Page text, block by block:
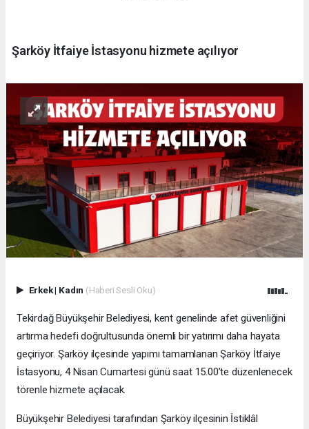
Şarköy İtfaiye İstasyonu hizmete açılıyor
Erkek| Kadın (Haberi Sesli Oku)
Tekirdağ Büyükşehir Belediyesi, kent genelinde afet güvenliğini
artırma hedefi doğrultusunda önemli bir yatırımı daha hayata
geçiriyor. Şarköy ilçesinde yapımı tamamlanan Şarköy İtfaiye
İstasyonu, 4 Nisan Cumartesi günü saat 15.00’te düzenlenecek
törenle hizmete açılacak.
Büyükşehir Belediyesi tarafından Şarköy ilçesinin İstiklâl